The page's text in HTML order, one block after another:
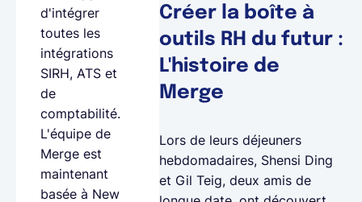
d'intégrer
toutes les
intégrations
SIRH, ATS et
de
comptabilité.
L'équipe de
Merge est
maintenant
basée à New
Créer la boîte à
outils RH du futur :
L'histoire de
Merge
Lors de leurs déjeuners
hebdomadaires, Shensi Ding
et Gil Teig, deux amis de